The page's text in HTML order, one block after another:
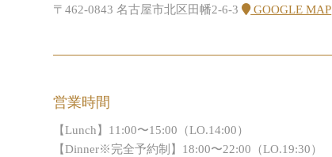
〒462-0843 名古屋市北区田幡2-6-3 GOOGLE MAP
営業時間
【Lunch】 11:00〜15:00（LO.14:00）
【Dinner※完全予約制】 18:00〜22:00（LO.19:30）